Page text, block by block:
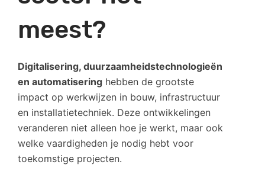
meest?
Digitalisering, duurzaamheidstechnologieën
en automatisering hebben de grootste
impact op werkwijzen in bouw, infrastructuur
en installatietechniek. Deze ontwikkelingen
veranderen niet alleen hoe je werkt, maar ook
welke vaardigheden je nodig hebt voor
toekomstige projecten.